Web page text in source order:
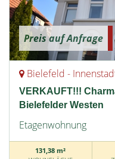
Preis auf Anfrage
Bielefeld -
VERKAUFT!!!
Bielefelder Westen
Etagenwohnung
131,38 m²